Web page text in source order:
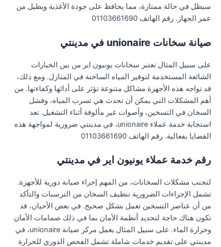
سيظل في حالة ممتازة، مما يحافظ على جودة الأغذية ويطيل من
عمر الجهاز. رقم الهاتف 01103661690
صيانة سخانات unionaire في مدينتي
على سبيل المثال تعتبر سخانات يونيون اير من بين الخيارات
الشائعة المستخدمة لتوفير المياه الساخنة في المنازل. ومع ذلك،
قد تواجه هذه الأجهزة مشاكل متنوعة تؤثر على أدائها وكفاءتها. من
أهم المشكلات التي يمكن أن تحدث هي تسرب المياه، وفشل
السخان في التسخين، وأصوات غير مألوفة أثناء التشغيل. تعد
استجابة خدمة عملاء unionaire، في مدينتي ضرورية لمواجهة هذه
القضايا بفعالية. رقم الهاتف 01103661690
رقم خدمة عملاء يونيون اير في مدينتي
لتجنب مشكلات السخانات، من المهم إجراء صيانة دورية للأجهزة.
تشمل الإجراءات الضرورية تنظيف السخان من الترسبات والتأكد
من أن عناصر التسخين تعمل بشكل صحيح. في بعض الأحيان، قد
تكون هناك حاجة لتجديد أنظمة الأمان بما في ذلك صمامات الأمان
وحرارة الماء. على سبيل المثال يعمل مركز صيانة unionaire، في
مدينتي على تقديم خدمات شاملة تشمل الفحص الدوري للحرارة